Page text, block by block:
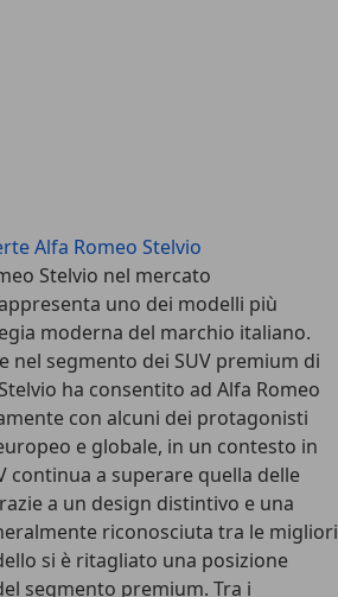
Alfa Romeo Stelvio
Stelvio nel mercato
uno dei modelli più
moderna del marchio italiano.
nel segmento dei SUV premium di
ha consentito ad Alfa Romeo
con alcuni dei protagonisti
e globale, in un contesto in
continua a superare quella delle
a un design distintivo e una
riconosciuta tra le migliori
si è ritagliato una posizione
segmento premium. Tra i